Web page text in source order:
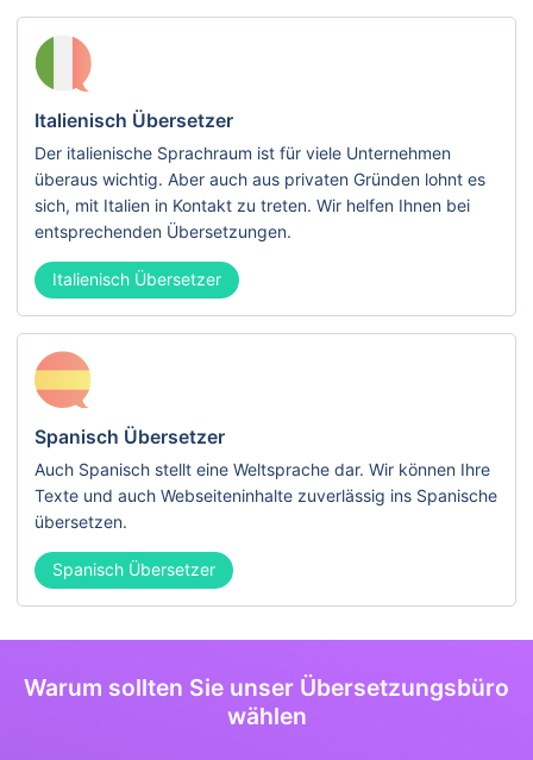
Italienisch Übersetzer
Der italienische Sprachraum ist für viele Unternehmen
überaus wichtig. Aber auch aus privaten Gründen lohnt es
sich, mit Italien in Kontakt zu treten. Wir helfen Ihnen bei
entsprechenden Übersetzungen.
Italienisch Übersetzer
Spanisch Übersetzer
Auch Spanisch stellt eine Weltsprache dar. Wir können Ihre
Texte und auch Webseiteninhalte zuverlässig ins Spanische
übersetzen.
Spanisch Übersetzer
Warum sollten Sie unser Übersetzungsbüro
wählen